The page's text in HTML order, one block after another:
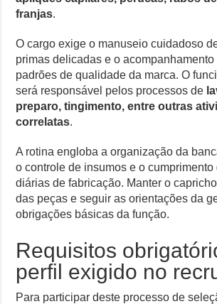
franjas.
O cargo exige o manuseio cuidadoso
primas delicadas e o
padrões de qualidade da marca. O
será responsável pelos processos de
preparo, tingimento, entre outras
correlatas.
A rotina engloba a organização da
o controle de insumos e o cumprimento
diárias de fabricação. Manter o
das peças e seguir as orientações da
obrigações básicas da função.
Requisitos
perfil exigido no
Para participar deste processo de